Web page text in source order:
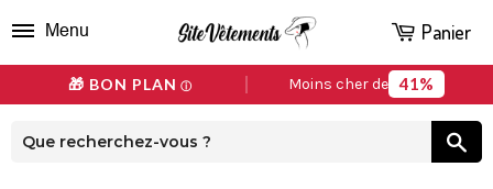
🎁 BON PLAN ⓘ Moins cher de 41%
Menu Panier